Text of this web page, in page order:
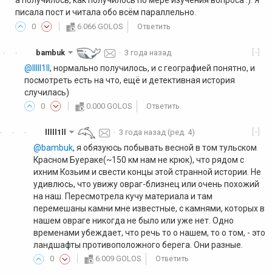
писала пост и читала обо всём параллельно.
0 6.066 GOLOS Ответить
·
· [-]
bambuk · 3 года назад
@lllll1ll, нормально получилось, и с географией понятно, и
посмотреть есть на что, ещё и детективная история
случилась)
0 0.000 GOLOS Ответить
·
·
· [-]
lllll1ll ·3 года назад (ред. 4)
@bambuk, я обязуюсь побывать весной в том тульском
Красном Буераке(~150 км нам не крюк), что рядом с
ихним Козьим и свести концы этой странной истории. Не
удивлюсь, что увижу овраг-близнец или очень похожий
на наш. Пересмотрела кучу материала и там
перемешаны камни мне известные, с камнями, которых в
нашем овраге никогда не было или уже нет. Одно
временами убеждает, что речь то о нашем, то о том, - это
ландшафты противоположного берега. Они разные.
0 6.009 GOLOS Ответить